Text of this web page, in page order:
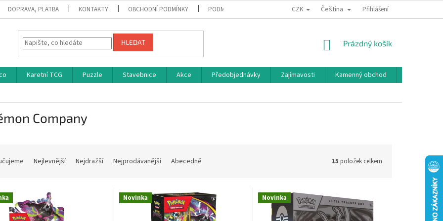
DOPRAVA, PLATBA KONTAKTY OBCHODNÍ PODMÍNKY PODMÍNKY OCHRANY OSOBNÍCH ÚDAJŮ BONUSOVÝ PROGRAM
CZK Čeština Přihlášení
HLEDAT
NÁKUPNÍ
Prázdný košík
Karetní TCG Puzzle Stavebnice Akce Předobjednávky Zajímavosti Kamenný obchod
Company
Nejlevnější Nejdražší Nejprodávanější Abecedně 15 položek celkem
Novinka Novinka